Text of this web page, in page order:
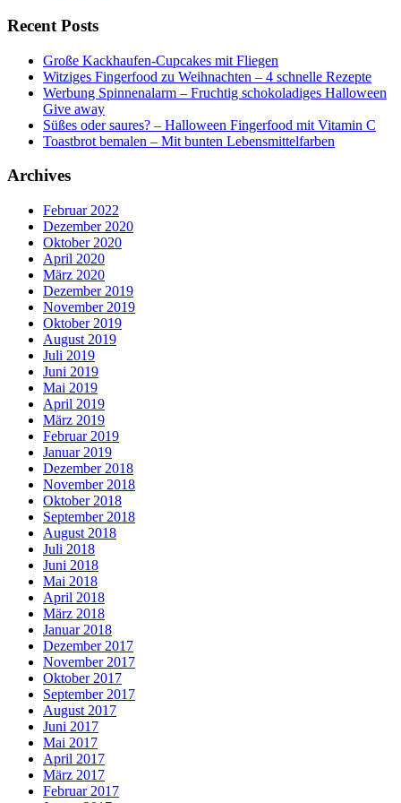
Recent Posts
Große Kackhaufen-Cupcakes mit Fliegen
Witziges Fingerfood zu Weihnachten – 4 schnelle Rezepte
Werbung Spinnenalarm – Fruchtig schokoladiges Halloween
Give away
Süßes oder saures? – Halloween Fingerfood mit Vitamin C
Toastbrot bemalen – Mit bunten Lebensmittelfarben
Archives
Februar 2022
Dezember 2020
Oktober 2020
April 2020
März 2020
Dezember 2019
November 2019
Oktober 2019
August 2019
Juli 2019
Juni 2019
Mai 2019
April 2019
März 2019
Februar 2019
Januar 2019
Dezember 2018
November 2018
Oktober 2018
September 2018
August 2018
Juli 2018
Juni 2018
Mai 2018
April 2018
März 2018
Januar 2018
Dezember 2017
November 2017
Oktober 2017
September 2017
August 2017
Juni 2017
Mai 2017
April 2017
März 2017
Februar 2017